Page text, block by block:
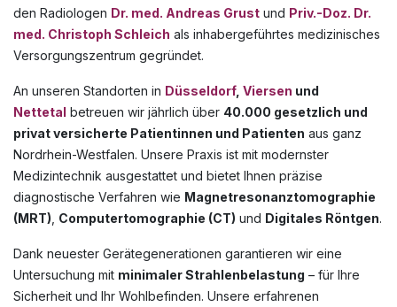
den Radiologen Dr. med. Andreas Grust und Priv.-Doz. Dr.
med. Christoph Schleich als inhabergeführtes medizinisches
Versorgungszentrum gegründet.
An unseren Standorten in Düsseldorf, Viersen und
Nettetal betreuen wir jährlich über 40.000 gesetzlich und
privat versicherte Patientinnen und Patienten aus ganz
Nordrhein-Westfalen. Unsere Praxis ist mit modernster
Medizintechnik ausgestattet und bietet Ihnen präzise
diagnostische Verfahren wie Magnetresonanztomographie
(MRT) Computertomographie (CT) und Digitales Röntgen.
Dank neuester Gerätegenerationen garantieren wir eine
Untersuchung mit minimaler Strahlenbelastung – für Ihre
Sicherheit und Ihr Wohlbefinden. Unsere erfahrenen